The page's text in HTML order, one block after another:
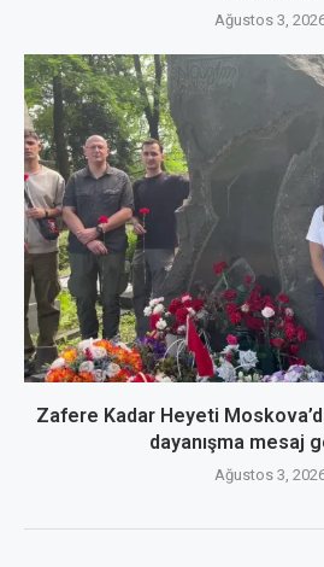
Ağustos 3,
Zafere Kadar Heyeti
dayanışma mesaj
Ağustos 3,